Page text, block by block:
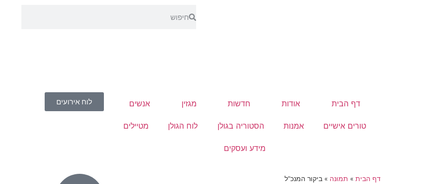
דף הבית אודות חדשות מגזין אנשים
טורים אישיים אמנות הסטוריה בגולן לוח הגולן מטיילים
מידע ועסקים
לוח אירועים
דף הבית » תמונה » ביקור המנכ”ל